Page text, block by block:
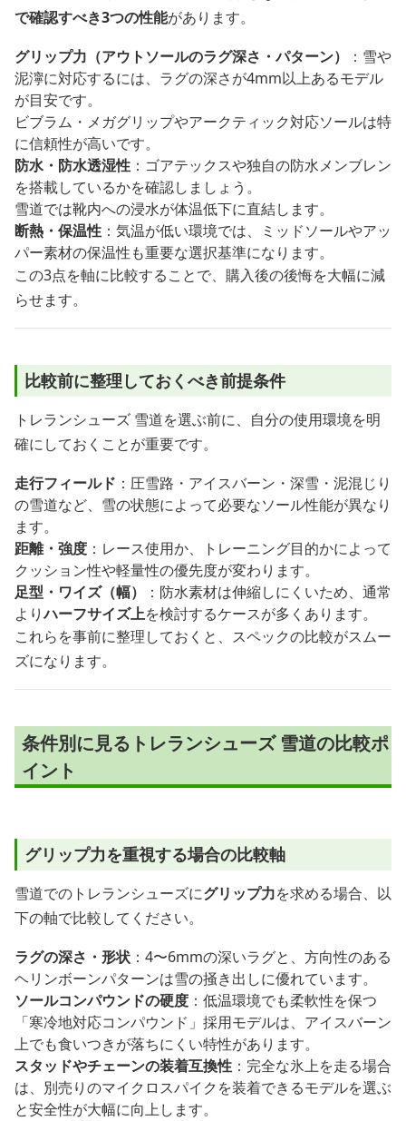
で確認すべき3つの性能があります。
グリップ力（アウトソールのラグ深さ・パターン）
：雪や
泥濘に対応するには、ラグの深さが4mm以上あるモデル
が目安です。
ビブラム・メガグリップやアークティック対応ソールは特
に信頼性が高いです。
防水・防水透湿性 ：ゴアテックスや独自の防水メンブレン
を搭載しているかを確認しましょう。
雪道では靴内への浸水が体温低下に直結します。
断熱・保温性 ：気温が低い環境では、ミッドソールやアッ
パー素材の保温性も重要な選択基準になります。
この3点を軸に比較することで、購入後の後悔を大幅に減
らせます。
比較前に整理しておくべき前提条件
トレランシューズ 雪道を選ぶ前に、自分の使用環境を明
確にしておくことが重要です。
走行フィールド ：圧雪路・アイスバーン・深雪・泥混じり
の雪道など、雪の状態によって必要なソール性能が異なり
ます。
距離・強度 ：レース使用か、トレーニング目的かによって
クッション性や軽量性の優先度が変わります。
足型・ワイズ（幅）
：防水素材は伸縮しにくいため、通常
よりハーフサイズ上を検討するケースが多くあります。
これらを事前に整理しておくと、スペックの比較がスムー
ズになります。
条件別に見るトレランシューズ 雪道の比較ポ
イント
グリップ力を重視する場合の比較軸
雪道でのトレランシューズにグリップ力を求める場合、以
下の軸で比較してください。
ラグの深さ・形状 ：4〜6mmの深いラグと、方向性のある
ヘリンボーンパターンは雪の掻き出しに優れています。
ソールコンパウンドの硬度 ：低温環境でも柔軟性を保つ
「寒冷地対応コンパウンド」採用モデルは、アイスバーン
上でも食いつきが落ちにくい特性があります。
スタッドやチェーンの装着互換性 ：完全な氷上を走る場合
は、別売りのマイクロスパイクを装着できるモデルを選ぶ
と安全性が大幅に向上します。